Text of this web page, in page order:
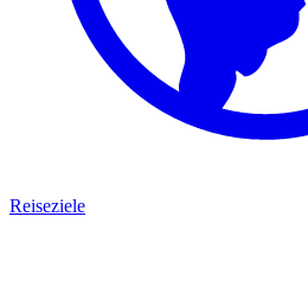
Reiseziele